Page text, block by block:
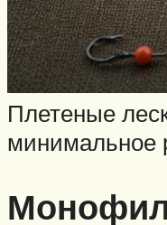
Плетеные
минимальное